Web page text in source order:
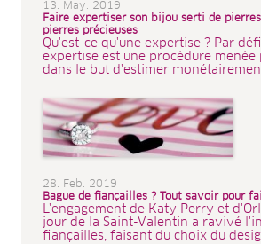
13. May. 2019
Faire expertiser son bijou serti de
pierres précieuses
Qu'est-ce qu'une expertise ? Par
expertise est une procédure menée
dans le but d'estimer
28. Feb. 2019
Bague de fiançailles ? Tout savoir pour
L'engagement de Katy Perry et
jour de la Saint-Valentin a ravivé
fiançailles, faisant du choix du